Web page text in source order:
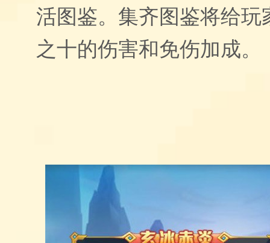
活图鉴。集齐图鉴将给玩
之十的伤害和免伤加成。